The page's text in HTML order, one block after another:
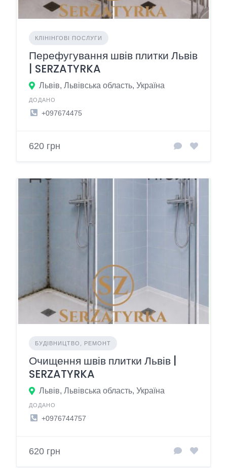
КЛІНІНГОВІ ПОСЛУГИ
Перефугування швів плитки Львів
| SERZATYRKA
Львів, Львівська область, Україна
ДОДАНО
+097674475
620 грн
БУДІВНИЦТВО, РЕМОНТ
Очищення швів плитки Львів |
SERZATYRKA
Львів, Львівська область, Україна
ДОДАНО
+0976744757
620 грн